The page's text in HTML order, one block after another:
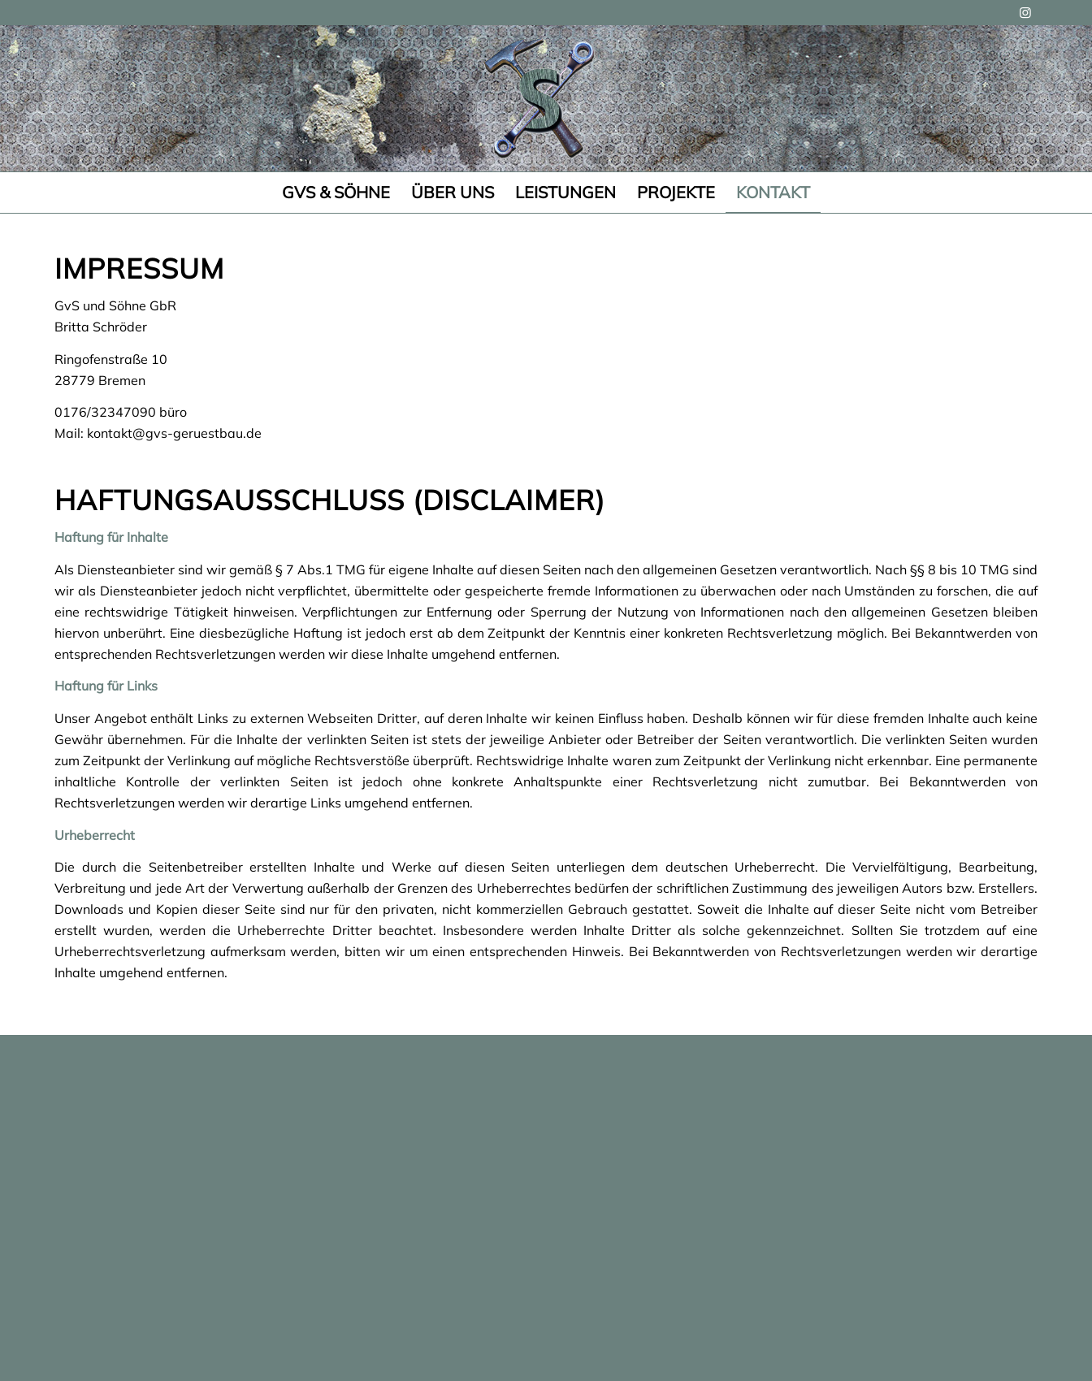
GVS & SÖHNE ÜBER UNS LEISTUNGEN PROJEKTE KONTAKT
IMPRESSUM
GvS und Söhne GbR
Britta Schröder
Ringofenstraße 10
28779 Bremen
0176/32347090 büro
Mail: kontakt@gvs-geruestbau.de
HAFTUNGSAUSSCHLUSS (DISCLAIMER)
Haftung für Inhalte
Als Diensteanbieter sind wir gemäß § 7 Abs.1 TMG für eigene Inhalte auf diesen Seiten nach den allgemeinen Gesetzen verantwortlich. Nach §§ 8 bis 10 TMG sind
wir als Diensteanbieter jedoch nicht verpflichtet, übermittelte oder gespeicherte fremde Informationen zu überwachen oder nach Umständen zu forschen, die auf
eine rechtswidrige Tätigkeit hinweisen. Verpflichtungen zur Entfernung oder Sperrung der Nutzung von Informationen nach den allgemeinen Gesetzen bleiben
hiervon unberührt. Eine diesbezügliche Haftung ist jedoch erst ab dem Zeitpunkt der Kenntnis einer konkreten Rechtsverletzung möglich. Bei Bekanntwerden von
entsprechenden Rechtsverletzungen werden wir diese Inhalte umgehend entfernen.
Haftung für Links
Unser Angebot enthält Links zu externen Webseiten Dritter, auf deren Inhalte wir keinen Einfluss haben. Deshalb können wir für diese fremden Inhalte auch keine
Gewähr übernehmen. Für die Inhalte der verlinkten Seiten ist stets der jeweilige Anbieter oder Betreiber der Seiten verantwortlich. Die verlinkten Seiten wurden
zum Zeitpunkt der Verlinkung auf mögliche Rechtsverstöße überprüft. Rechtswidrige Inhalte waren zum Zeitpunkt der Verlinkung nicht erkennbar. Eine permanente
inhaltliche Kontrolle der verlinkten Seiten ist jedoch ohne konkrete Anhaltspunkte einer Rechtsverletzung nicht zumutbar. Bei Bekanntwerden von
Rechtsverletzungen werden wir derartige Links umgehend entfernen.
Urheberrecht
Die durch die Seitenbetreiber erstellten Inhalte und Werke auf diesen Seiten unterliegen dem deutschen Urheberrecht. Die Vervielfältigung, Bearbeitung,
Verbreitung und jede Art der Verwertung außerhalb der Grenzen des Urheberrechtes bedürfen der schriftlichen Zustimmung des jeweiligen Autors bzw. Erstellers.
Downloads und Kopien dieser Seite sind nur für den privaten, nicht kommerziellen Gebrauch gestattet. Soweit die Inhalte auf dieser Seite nicht vom Betreiber
erstellt wurden, werden die Urheberrechte Dritter beachtet. Insbesondere werden Inhalte Dritter als solche gekennzeichnet. Sollten Sie trotzdem auf eine
Urheberrechtsverletzung aufmerksam werden, bitten wir um einen entsprechenden Hinweis. Bei Bekanntwerden von Rechtsverletzungen werden wir derartige
Inhalte umgehend entfernen.